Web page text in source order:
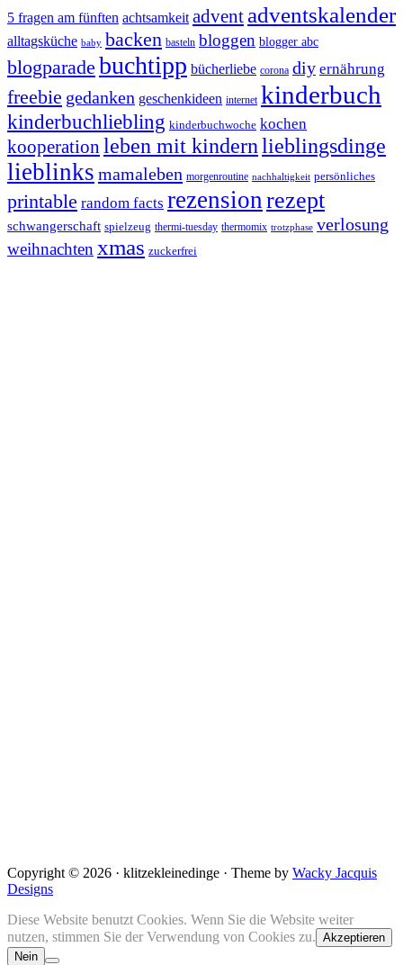
5 fragen am fünften achtsamkeit advent adventskalender
alltagsküche baby backen basteln bloggen blogger abc
blogparade buchtipp bücherliebe corona diy ernährung
freebie gedanken geschenkideen internet kinderbuch
kinderbuchliebling kinderbuchwoche kochen
kooperation leben mit kindernlieblingsdinge
lieblinks mamaleben morgenroutine nachhaltigkeit persönliches
printable random facts rezension rezept
schwangerschaft spielzeug thermi-tuesday thermomix trotzphase verlosung
weihnachten xmas zuckerfrei
Copyright © 2026 · klitzekleinedinge · Theme by Wacky Jacquis
Designs
Diese Website benutzt Cookies. Wenn Sie die Website weiter
nutzen, stimmen Sie der Verwendung von Cookies zu. Akzeptieren
Nein